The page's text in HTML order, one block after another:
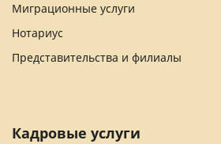
Миграционные услуги
Нотариус
Представительства и филиалы
Кадровые услуги